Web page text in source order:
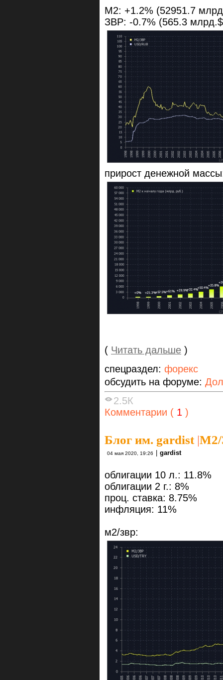
M2: +1.2% (52951.7
ЗВР: -0.7% (565.3
прирост денежной
( Читать дальше )
спецраздел: форекс
обсудить на форуме:
2.5К
Комментарии ( 1 )
Блог им. gardist|М2/
04 мая 2020, 19:26 gardist
облигации 10 л.: 11.8%
облигации 2 г.: 8%
проц. ставка: 8.75%
инфляция: 11%
м2/звр: